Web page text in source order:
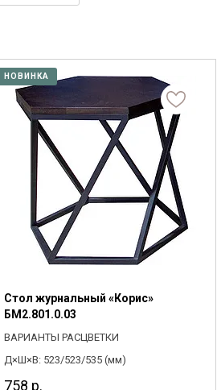
Комнаты
Выберите
Выберите
Выберите
Наличие тумбы
Выберите
НОВИНКА
Стол журнальный «Корис»
БМ2.801.0.03
ВАРИАНТЫ РАСЦВЕТКИ
Д×Ш×В: 523/523/535 (мм)
758 р.